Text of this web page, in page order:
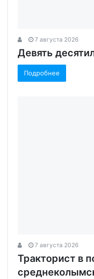
7 августа 2026
Девять
Подробнее
7 августа 2026
Тракторист в